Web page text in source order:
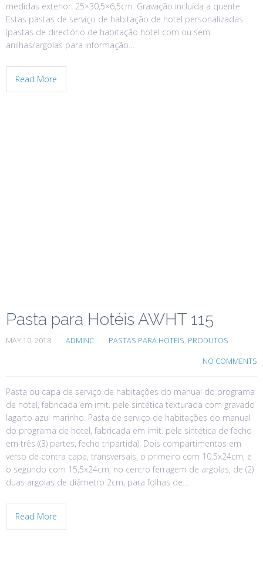
medidas exterior: 25×30,5×6,5cm. Gravação incluída a quente.
Estas pastas de serviço de habitação de hotel personalizadas
(pastas de directório de habitação hotel com ou sem
anilhas/argolas para informação…
Read More
Pasta para Hotéis AWHT 115
MAY 10, 2018 ADMINC PASTAS PARA HOTEIS, PRODUTOS
NO COMMENTS
Pasta ou capa de serviço de habitações do manual do programa
de hotel, fabricada em imit. pele sintética texturada com gravado
lagarto azul marinho. Pasta de serviço de habitações do manual
do programa de hotel, fabricada em imit. pele sintética de fecho
em três ((3) partes, fecho tripartida). Dois compartimentos em
verso de contra capa, transversais, o primeiro com 10,5x24cm, e
o segundo com 15,5x24cm, no centro ferragem de argolas, de (2)
duas argolas de diâmetro 2cm, para folhas de…
Read More